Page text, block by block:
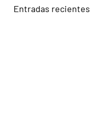
Entradas recientes